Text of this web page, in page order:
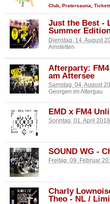
Club, Pratersauna,
Just the Best -
Summer
Dienstag, 14. August
Amstetten
Afterparty:
am Attersee
Samstag, 04. August
Georgen im Attergau
EMD x FM4
Sonntag, 01. April
SOUND WG -
Freitag, 09. Februar
Charly
Theo - NL /